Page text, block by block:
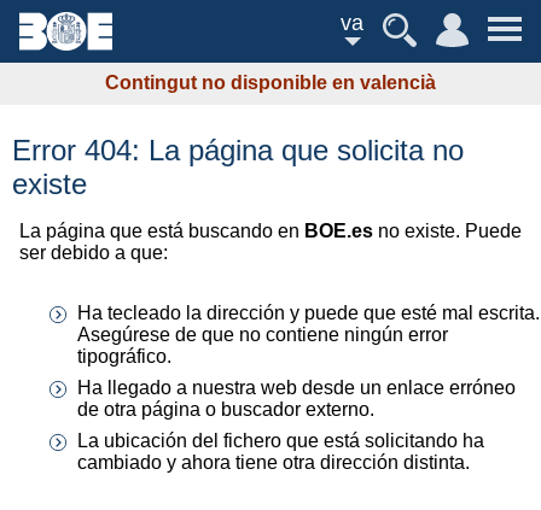
va
Contingut no disponible en valencià
Error 404: La página que solicita no
existe
La página que está buscando en BOE.es no existe. Puede
ser debido a que:
Ha tecleado la dirección y puede que esté mal escrita.
Asegúrese de que no contiene ningún error
tipográfico.
Ha llegado a nuestra web desde un enlace erróneo
de otra página o buscador externo.
La ubicación del fichero que está solicitando ha
cambiado y ahora tiene otra dirección distinta.